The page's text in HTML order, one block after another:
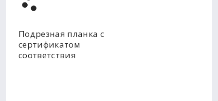
Подрезная планка с
сертификатом
соответствия